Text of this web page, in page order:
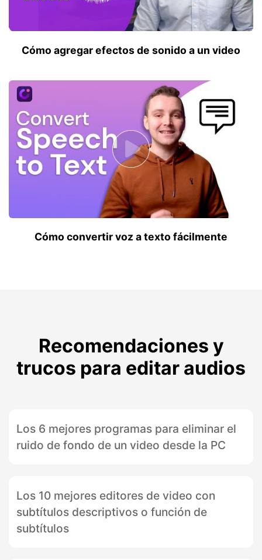
Cómo agregar efectos de sonido a un video
Cómo convertir voz a texto fácilmente
Recomendaciones y
trucos para editar audios
Los 6 mejores programas para eliminar el
ruido de fondo de un video desde la PC
Los 10 mejores editores de video con
subtítulos descriptivos o función de
subtítulos